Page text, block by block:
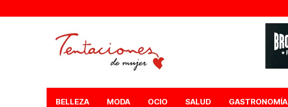
BELLEZA MODA OCIO SALUD GASTRONOMÍA